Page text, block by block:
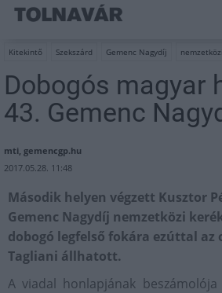
Kitekintő Szekszárd Gemenc Nagydíj
Dobogós magyar
43. Gemenc
mti, gemencgp.hu
2017.05.28. 11:48
Második helyen végzett Kusztor
Gemenc Nagydíj nemzetközi
dobogó legfelső fokára ezúttal az
Tagliani állhatott.
A viadal honlapjának